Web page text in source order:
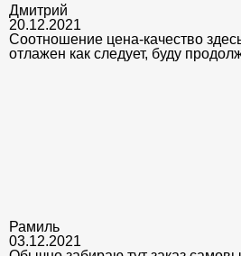
Дмитрий
20.12.2021
Соотношение цена-качество
отлажен как следует, буду
Рамиль
03.12.2021